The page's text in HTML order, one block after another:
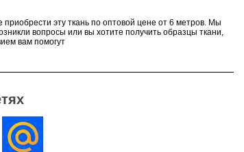
эту ткань по оптовой цене от 6 метров. Мы
вопросы или вы хотите получить образцы ткани,
вам помогут